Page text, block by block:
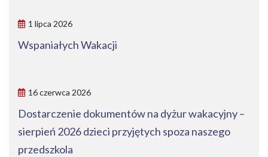
1 lipca 2026
Wspaniałych Wakacji
16 czerwca 2026
Dostarczenie dokumentów na dyżur wakacyjny –
sierpień 2026 dzieci przyjętych spoza naszego
przedszkola